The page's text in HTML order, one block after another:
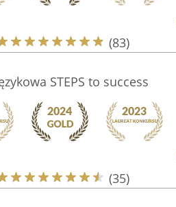
(83)
STEPS to success
(35)